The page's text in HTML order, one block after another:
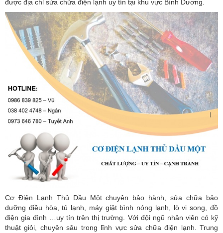
được địa chỉ sửa chữa điện lạnh uy tín tại khu vực Bình Dương.
Cơ Điện Lạnh Thủ Dầu Một chuyên bảo hành, sửa chữa bảo
dưỡng điều hòa, tủ lạnh, máy giặt bình nóng lạnh, lò vi song, đồ
điện gia đình …uy tín trên thị trường. Với đội ngũ nhân viên có kỹ
thuật giỏi, chuyên sâu trong lĩnh vực sửa chữa điện lạnh. Trung